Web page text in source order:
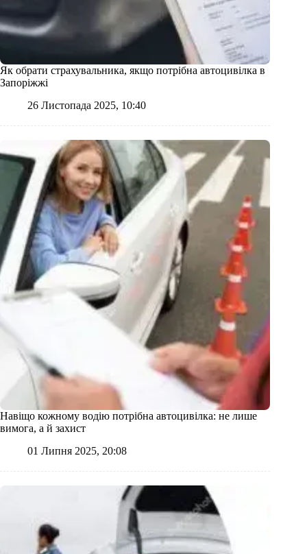
Як обрати страхувальника, якщо потрібна автоцивілка в
Запоріжжі
26 Листопада 2025, 10:40
Навіщо кожному водію потрібна автоцивілка: не лише
вимога, а й захист
01 Липня 2025, 20:08